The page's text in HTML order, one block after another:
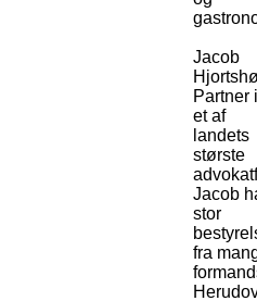
Jacob
Partner i
et af
landets
største
Jacob
stor
fra